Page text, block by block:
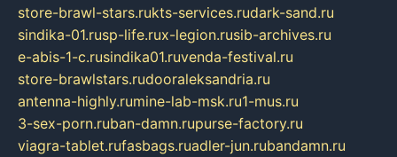
store-brawl-stars.rukts-services.rudark-sand.ru
sindika-01.rusp-life.rux-legion.rusib-archives.ru
e-abis-1-c.rusindika01.ruvenda-festival.ru
store-brawlstars.rudooraleksandria.ru
antenna-highly.rumine-lab-msk.ru1-mus.ru
3-sex-porn.ruban-damn.rupurse-factory.ru
viagra-tablet.rufasbags.ruadler-jun.rubandamn.ru